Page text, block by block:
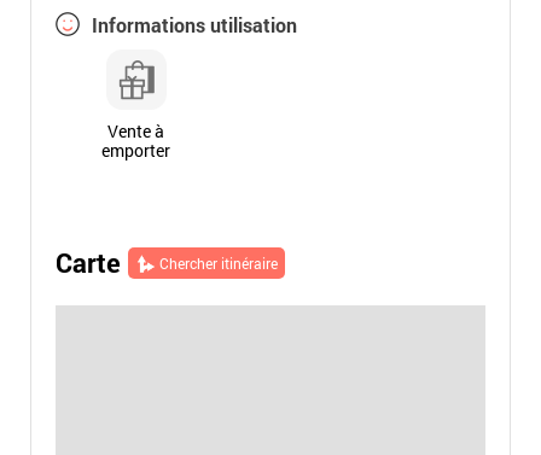
Informations utilisation
Vente à
emporter
Carte Chercher itinéraire